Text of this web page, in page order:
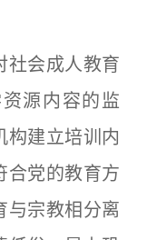
会成人教育
源内容的监
构建立培训内
合党的教育方
与宗教相分离